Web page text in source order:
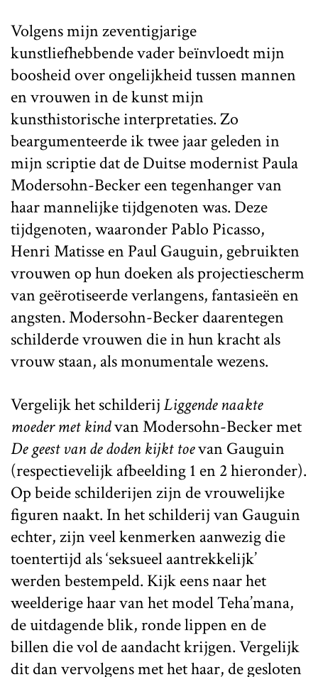
Volgens mijn zeventigjarige
kunstliefhebbende vader beïnvloedt mijn
boosheid over ongelijkheid tussen mannen
en vrouwen in de kunst mijn
kunsthistorische interpretaties. Zo
beargumenteerde ik twee jaar geleden in
mijn scriptie dat de Duitse modernist Paula
Modersohn-Becker een tegenhanger van
haar mannelijke tijdgenoten was. Deze
tijdgenoten, waaronder Pablo Picasso,
Henri Matisse en Paul Gauguin, gebruikten
vrouwen op hun doeken als projectiescherm
van geërotiseerde verlangens, fantasieën en
angsten. Modersohn-Becker daarentegen
schilderde vrouwen die in hun kracht als
vrouw staan, als monumentale wezens.
Vergelijk het schilderijLiggende naakte
moeder met kindvan Modersohn-Becker met
De geest van de doden kijkt toevan Gauguin
(respectievelijk afbeelding 1 en 2 hieronder).
Op beide schilderijen zijn de vrouwelijke
figuren naakt. In het schilderij van Gauguin
echter, zijn veel kenmerken aanwezig die
toentertijd als ‘seksueel aantrekkelijk’
werden bestempeld. Kijk eens naar het
weelderige haar van het model Teha’mana,
de uitdagende blik, ronde lippen en de
billen die vol de aandacht krijgen. Vergelijk
dit dan vervolgens met het haar, de gesloten